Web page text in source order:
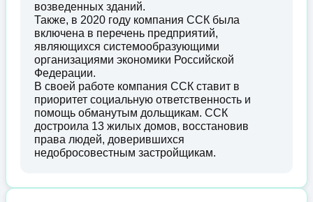
возведенных зданий.
Также, в 2020 году компания ССК была
включена в перечень предприятий,
являющихся системообразующими
организациями экономики Российской
Федерации.
В своей работе компания ССК ставит в
приоритет социальную ответственность и
помощь обманутым дольщикам. ССК
достроила 13 жилых домов, восстановив
права людей, доверившихся
недобросовестным застройщикам.